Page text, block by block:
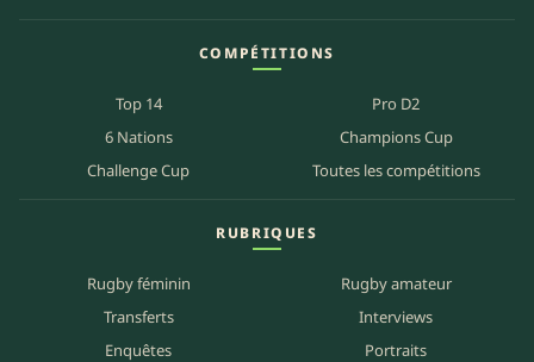
COMPÉTITIONS
Top 14
Pro D2
6 Nations
Champions Cup
Challenge Cup
Toutes les compétitions
RUBRIQUES
Rugby féminin
Rugby amateur
Transferts
Interviews
Enquêtes
Portraits